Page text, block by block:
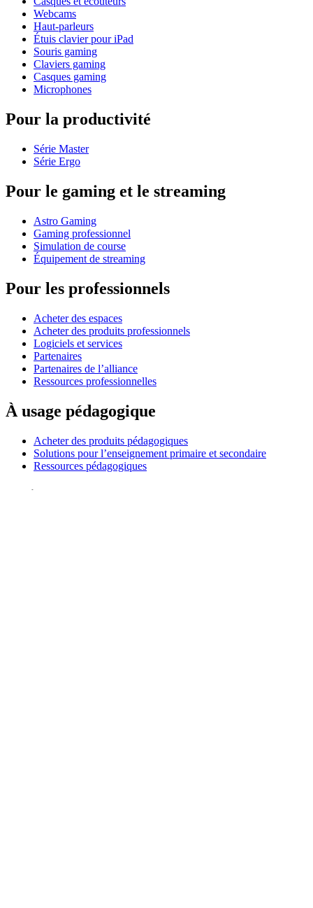
Webcams
Haut-parleurs
Étuis clavier pour iPad
Souris gaming
Claviers gaming
Casques gaming
Microphones
Pour la productivité
Série Master
Série Ergo
Pour le gaming et le streaming
Astro Gaming
Gaming professionnel
Simulation de course
Équipement de streaming
Pour les professionnels
Acheter des espaces
Acheter des produits professionnels
Logiciels et services
Partenaires
Partenaires de l’alliance
Ressources professionnelles
À usage pédagogique
Acheter des produits pédagogiques
Solutions pour l’enseignement primaire et secondaire
Ressources pédagogiques
Assistance